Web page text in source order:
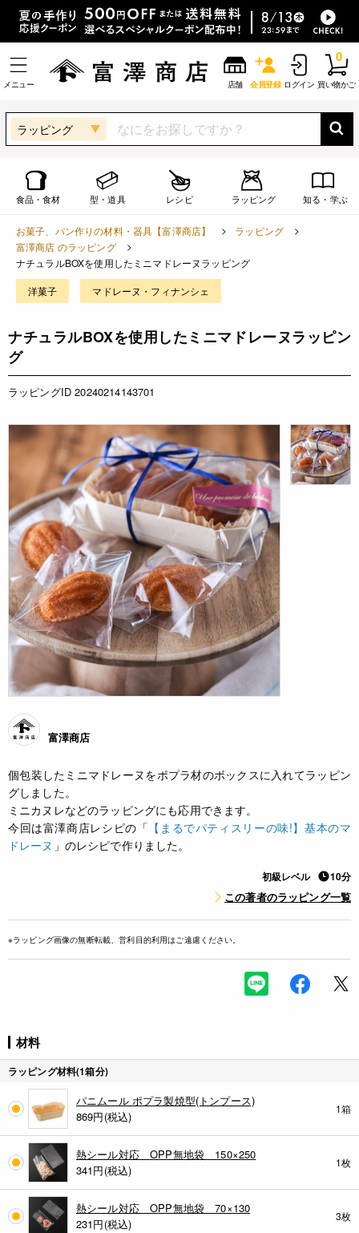
メニュー 店舗 会員登録 ログイン 買い物かご
0
ラッピング
食品・食材 型・道具 レシピ ラッピング 知る・学ぶ
お菓子、パン作りの材料・器具【富澤商店】
ラッピング
富澤商店 のラッピング
ナチュラルBOXを使用したミニマドレーヌラッピング
洋菓子 マドレーヌ・フィナンシェ
ナチュラルBOXを使用したミニマドレーヌラッピン
グ
ラッピングID 20240214143701
富澤商店
個包装したミニマドレーヌをポプラ材のボックスに入れてラッピン
グしました。
ミニカヌレなどのラッピングにも応用できます。
今回は富澤商店レシピの「 【まるでパティスリーの味!】基本のマ
ドレーヌ 」のレシピで作りました。
初級レベル 10分
この著者のラッピング一覧
※ラッピング画像の無断転載、営利目的利用はご遠慮ください。
材料
ラッピング材料(1箱分)
パニムール ポプラ製焼型(トンプース)
869円(税込)
1箱
熱シール対応 OPP無地袋 150×250
341円(税込)
1枚
熱シール対応 OPP無地袋 70×130
231円(税込)
3枚